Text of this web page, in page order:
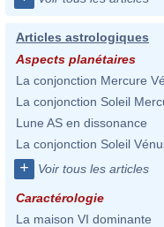
Articles astrologiques
Aspects planétaires
La conjonction Mercure
La conjonction Soleil
Lune AS en dissonance
La conjonction Soleil
+ Voir tous les articles
Caractérologie
La maison VI dominante